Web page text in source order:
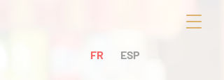
FR ESP